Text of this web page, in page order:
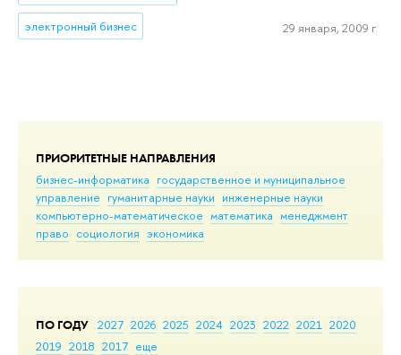
ПРИОРИТЕТНЫЕ НАПРАВЛЕНИЯ
бизнес-информатика государственное и муниципальное
управление гуманитарные науки инженерные науки
компьютерно-математическое математика менеджмент
право социология экономика
ПО ГОДУ 2027 2026 2025 2024 2023 2022 2021
2020
2019 2018 2017 еще
электронный бизнес 29 января, 2009 г.